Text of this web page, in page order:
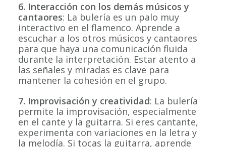
6. Interacción con los demás músicos y
cantaores: La bulería es un palo muy
interactivo en el flamenco. Aprende a
escuchar a los otros músicos y cantaores
para que haya una comunicación fluida
durante la interpretación. Estar atento a
las señales y miradas es clave para
mantener la cohesión en el grupo.
7. Improvisación y creatividad: La bulería
permite la improvisación, especialmente
en el cante y la guitarra. Si eres cantante,
experimenta con variaciones en la letra y
la melodía. Si tocas la guitarra, aprende